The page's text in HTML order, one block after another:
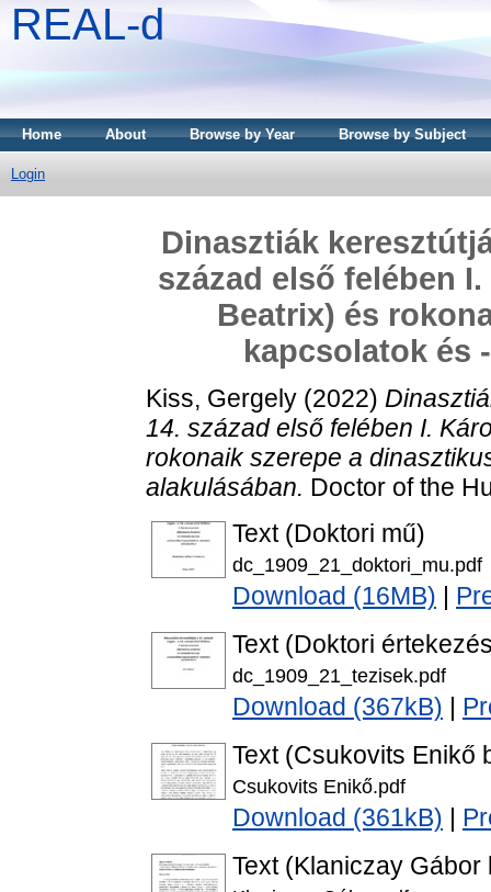
REAL-d
Home About Browse by Year Browse by Subject
Login
Dinasztiák
század első felében
Beatrix) és
kapcsolatok és
Kiss, Gergely (2022)
14. század első felében I.
rokonaik szerepe a
alakulásában. Doctor of the
Text (Doktori mű)
dc_1909_21_doktori_mu.pdf
Download (16MB)
Text (Doktori
dc_1909_21_tezisek.pdf
Download (367kB)
Text (Csukovits Enikő
Csukovits Enikő.pdf
Download (361kB)
Text (Klaniczay Gábor